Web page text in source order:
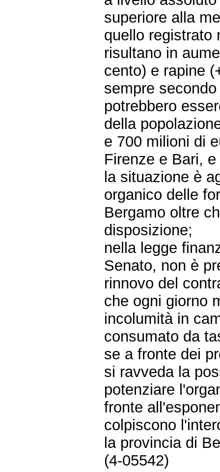
superiore alla
quello registrato
risultano in
cento) e rapine
sempre
potrebbero
della
e 700 milioni di
Firenze e Bari,
la situazione è
organico delle
Bergamo oltre
disposizione;
nella legge
Senato, non è
rinnovo del
che ogni giorno
incolumità in
consumato da
se a fronte dei
si ravveda la
potenziare
fronte
colpiscono
la provincia di
(4-05542)